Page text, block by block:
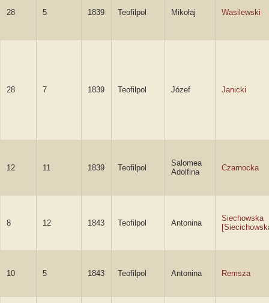
28 5 1839 Teofilpol Mikołaj Wasilewski
28 7 1839 Teofilpol Józef Janicki
12 11 1839 Teofilpol
Salomea
Adolfina
Czarnocka
8 12 1843 Teofilpol Antonina
Siechowska
10 5 1843 Teofilpol Antonina Remsza